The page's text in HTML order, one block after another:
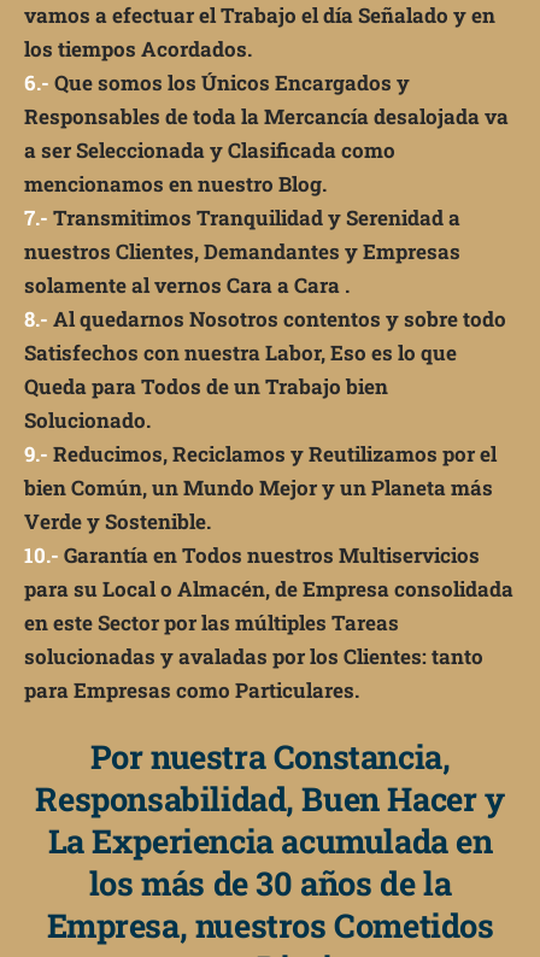
vamos a efectuar el Trabajo el día Señalado y en
los tiempos Acordados.
6.- Que somos los Únicos Encargados y
Responsables de toda la Mercancía desalojada va
a ser Seleccionada y Clasificada como
mencionamos en nuestro Blog.
7.- Transmitimos Tranquilidad y Serenidad a
nuestros Clientes, Demandantes y Empresas
solamente al vernos Cara a Cara .
8.- Al quedarnos Nosotros contentos y sobre todo
Satisfechos con nuestra Labor, Eso es lo que
Queda para Todos de un Trabajo bien
Solucionado.
9.- Reducimos, Reciclamos y Reutilizamos por el
bien Común, un Mundo Mejor y un Planeta más
Verde y Sostenible.
10.- Garantía en Todos nuestros Multiservicios
para su Local o Almacén, de Empresa consolidada
en este Sector por las múltiples Tareas
solucionadas y avaladas por los Clientes: tanto
para Empresas como Particulares.
Por nuestra Constancia,
Responsabilidad, Buen Hacer y
La Experiencia acumulada en
los más de 30 años de la
Empresa, nuestros Cometidos